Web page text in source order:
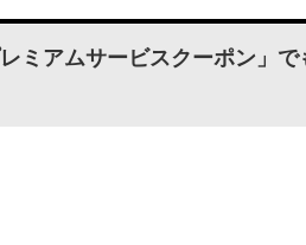
ミアムサービスクーポン」